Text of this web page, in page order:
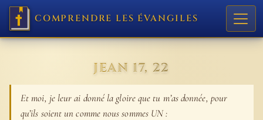
COMPRENDRE LES ÉVANGILES
JEAN 17, 22
Et moi, je leur ai donné la gloire que tu m’as donnée, pour
qu’ils soient un comme nous sommes UN :